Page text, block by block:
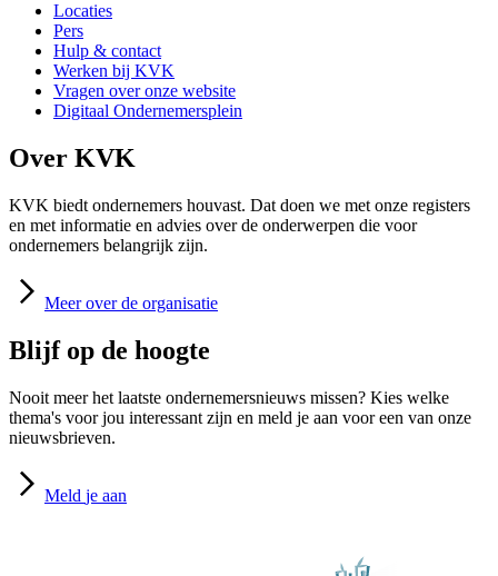
Locaties
Pers
Hulp & contact
Werken bij KVK
Vragen over onze website
Digitaal Ondernemersplein
Over KVK
KVK biedt ondernemers houvast. Dat doen we met onze registers
en met informatie en advies over de onderwerpen die voor
ondernemers belangrijk zijn.
Meer over de organisatie
Blijf op de hoogte
Nooit meer het laatste ondernemersnieuws missen? Kies welke
thema's voor jou interessant zijn en meld je aan voor een van onze
nieuwsbrieven.
Meld je aan